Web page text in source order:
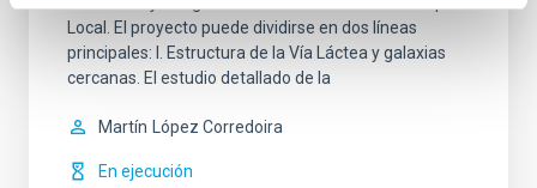
Local. El proyecto puede dividirse en dos líneas
principales: I. Estructura de la Vía Láctea y galaxias
cercanas. El estudio detallado de la
Martín López Corredoira
En ejecución